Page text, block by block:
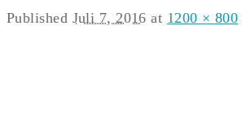
Published Juli 7, 2016 at 1200 × 800